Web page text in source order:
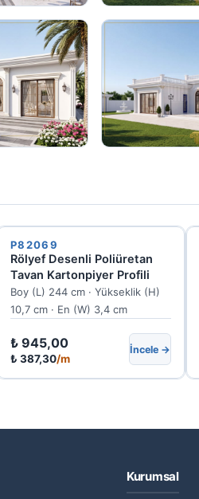
P82069
Rölyef Desenli Poliüretan
Tavan Kartonpiyer Profili
Boy (L) 244 cm · Yükseklik (H)
10,7 cm · En (W) 3,4 cm
₺ 945,00
₺ 387,30/m
İncele →
Kurumsal